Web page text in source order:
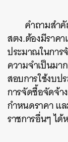
คำถามสำ
สตง.ต้องมีราค
ประมาณในการ
ความจำเป็นม
สอบการใช้งบป
การจัดซื้อจัดจ้า
กำหนดราคา แ
ราชการอื่นๆ ได้